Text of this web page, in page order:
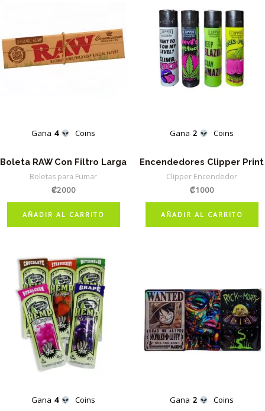
Gana 4 Coins
Boleta RAW Con Filtro Larga
Boletas para Fumar
₡2000
AÑADIR AL CARRITO
Gana 2 Coins
Encendedores Clipper Print
Clipper Encendedor
₡1000
AÑADIR AL CARRITO
Gana 4 Coins Gana 2 Coins